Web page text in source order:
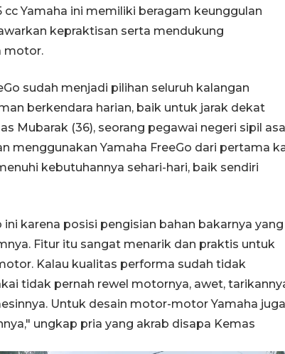
Yamaha ini memiliki beragam keunggulan
kepraktisan serta mendukung
motor.
sudah menjadi pilihan seluruh kalangan
berkendara harian, baik untuk jarak dekat
Mubarak (36), seorang pegawai negeri sipil
menggunakan Yamaha FreeGo dari pertama
kebutuhannya sehari-hari, baik sendiri
karena posisi pengisian bahan bakarnya yang
Fitur itu sangat menarik dan praktis untuk
Kalau kualitas performa sudah tidak
tidak pernah rewel motornya, awet,
Untuk desain motor-motor Yamaha juga
ungkap pria yang akrab disapa Kemas